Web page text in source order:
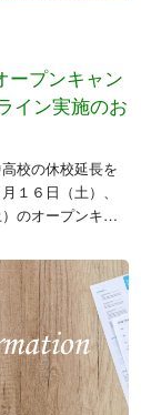
ープンキャン
イン実施のお
校の休校延長を
１６日（土）、
のオープンキャ
ただきます。当
ただくことはでき
ください。 お申